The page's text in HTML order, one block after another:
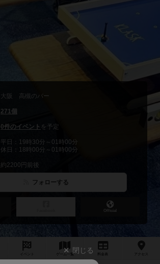
大阪 高槻のバー
271個
0件のイベント を予定
平日：19時30分～01時00分
休日：18時00分～01時00分
約2200円前後
フォローする
Official
ゲーム 一覧 料金 アクセス
閉じる